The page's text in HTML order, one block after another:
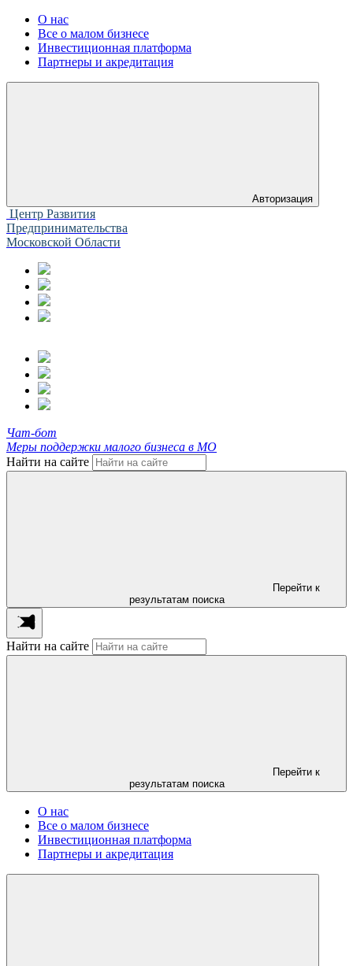
О нас
Все о малом бизнесе
Инвестиционная платформа
Партнеры и акредитация
Авторизация
Центр Развития
Предпринимательства
Московской Области
Чат-бот
Меры поддержки малого бизнеса в МО
Найти на сайте
Перейти к
результатам поиска
Найти на сайте
Перейти к
результатам поиска
О нас
Все о малом бизнесе
Инвестиционная платформа
Партнеры и акредитация